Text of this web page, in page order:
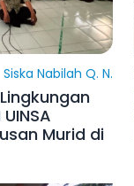
Siska Nabilah Q. N.
Murid di